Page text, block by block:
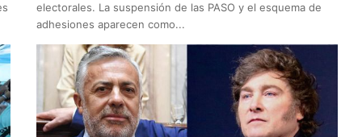
electorales. La suspensión de las PASO y el esquema de
adhesiones aparecen como...